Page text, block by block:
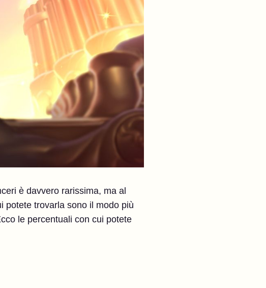
è davvero rarissima, ma al
potete trovarla sono il modo più
le percentuali con cui potete